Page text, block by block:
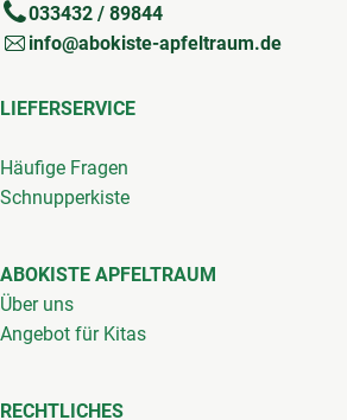
033432 / 89844
info@abokiste-apfeltraum.de
LIEFERSERVICE
Häufige Fragen
Schnupperkiste
ABOKISTE APFELTRAUM
Über uns
Angebot für Kitas
RECHTLICHES